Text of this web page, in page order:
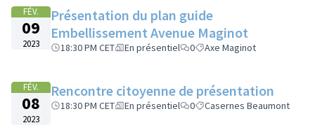
FÉV.
09
2023
Présentation du plan guide
Embellissement Avenue Maginot
18:30 PM CET En présentiel 0 Axe Maginot
FÉV.
08
2023
Rencontre citoyenne de présentation
18:30 PM CET En présentiel 0 Casernes Beaumont